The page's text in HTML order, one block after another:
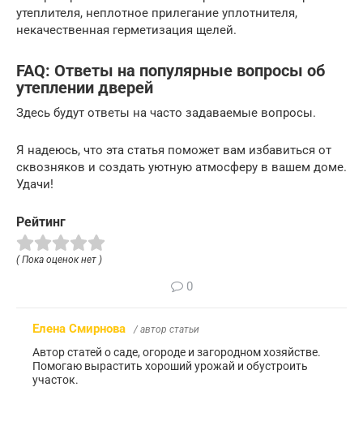
утеплителя, неплотное прилегание уплотнителя,
некачественная герметизация щелей.
FAQ: Ответы на популярные вопросы об
утеплении дверей
Здесь будут ответы на часто задаваемые вопросы.
Я надеюсь, что эта статья поможет вам избавиться от
сквозняков и создать уютную атмосферу в вашем доме.
Удачи!
Рейтинг
( Пока оценок нет )
0
Елена Смирнова / автор статьи
Автор статей о саде, огороде и загородном хозяйстве.
Помогаю вырастить хороший урожай и обустроить
участок.